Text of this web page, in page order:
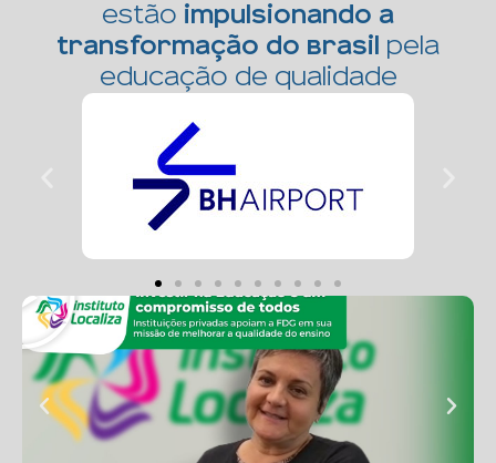
estão impulsionando a
transformação do Brasil pela
educação de qualidade